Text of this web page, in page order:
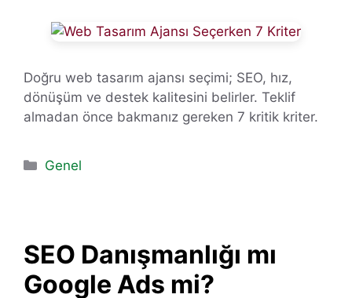
Doğru web tasarım ajansı seçimi; SEO, hız,
dönüşüm ve destek kalitesini belirler. Teklif
almadan önce bakmanız gereken 7 kritik kriter.
Kategoriler
Genel
SEO Danışmanlığı mı
Google Ads mi?